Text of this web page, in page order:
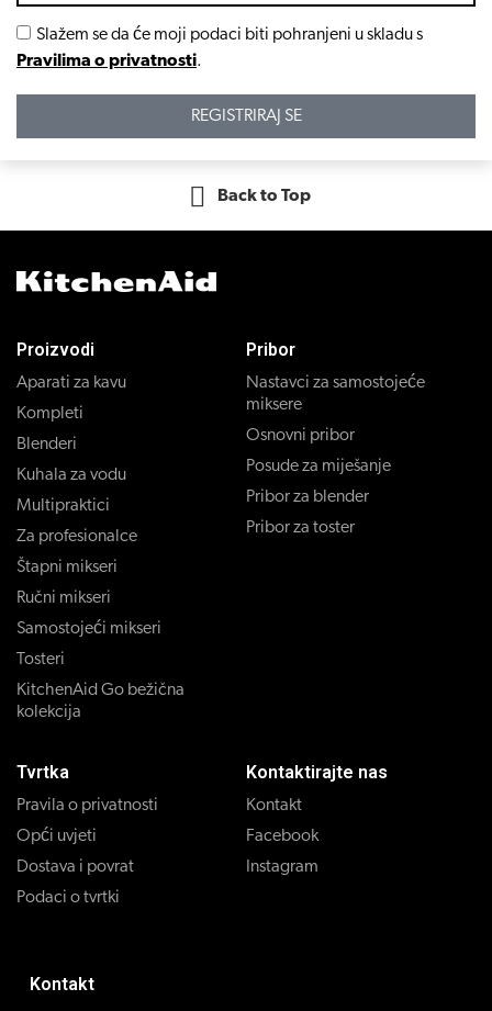
Slažem se da će moji podaci biti pohranjeni u skladu s
Pravilima o privatnosti.
REGISTRIRAJ SE
Back to Top
Proizvodi
Aparati za kavu
Kompleti
Blenderi
Kuhala za vodu
Multipraktici
Za profesionalce
Štapni mikseri
Ručni mikseri
Samostojeći mikseri
Tosteri
KitchenAid Go bežična
kolekcija
Pribor
Nastavci za samostojeće
miksere
Osnovni pribor
Posude za miješanje
Pribor za blender
Pribor za toster
Tvrtka
Pravila o privatnosti
Opći uvjeti
Dostava i povrat
Podaci o tvrtki
Kontaktirajte nas
Kontakt
Facebook
Instagram
Kontakt